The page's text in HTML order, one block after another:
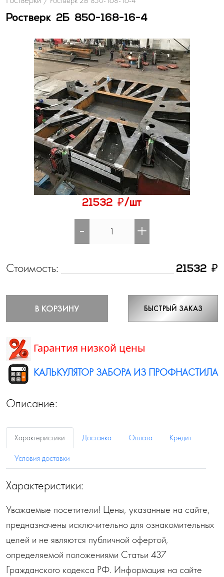
Ростверк 2Б 850-168-16-4
21532 ₽/шт
- +
Стоимость: 21532 ₽
В КОРЗИНУ БЫСТРЫЙ ЗАКАЗ
Гарантия низкой цены
КАЛЬКУЛЯТОР ЗАБОРА ИЗ ПРОФНАСТИЛА
Описание:
Характеристики Доставка Оплата
Кредит
Условия доставки
Характеристики:
Уважаемые посетители! Цены, указанные на сайте,
предназначены исключительно для ознакомительных
целей и не являются публичной офертой,
определяемой положениями Статьи 437
Гражданского кодекса РФ. Информация на сайте